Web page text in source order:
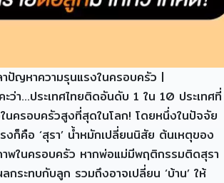
ปัญหาความรุนแรงในครอบครัว |
ว่า…ประเทศไทยติดอันดับ 1 ใน 10 ประเทศที่
นครอบครัวสูงที่สุดในโลก! โดยหนึ่งในปัจจัย
งก็คือ ‘สุรา’ น้ำหมักเปลี่ยนนิสัย ต้นเหตุของ
พในครอบครัว หากพ่อแม่มีพฤติกรรมติดสุรา
ระทบกับลูก รวมถึงอาจเปลี่ยน ‘บ้าน’ ให้